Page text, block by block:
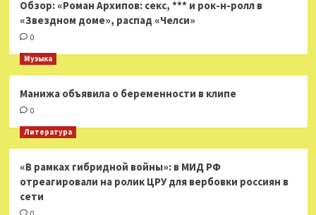
Обзор: «Роман Архипов: секс, *** и рок-н-ролл в
«Звездном доме», распад «Челси»
0
Музыка
Манижа объявила о беременности в клипе
0
Литература
«В рамках гибридной войны»: в МИД РФ
отреагировали на ролик ЦРУ для вербовки россиян в
сети